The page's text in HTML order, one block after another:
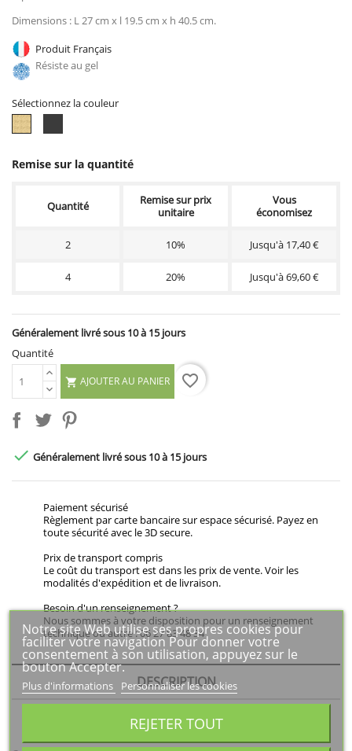
Dimensions : L 27 cm x l 19.5 cm x h 40.5 cm.
Produit Français
Résiste au gel
Sélectionnez la couleur
vieilli
anthracite
Remise sur la quantité
Quantité
Remise sur prix
unitaire
Vous
économisez
2 10% Jusqu'à 17,40 €
4 20% Jusqu'à 69,60 €
Généralement livré sous 10 à 15 jours
Quantité
 AJOUTER AU PANIER favorite_border
 Généralement livré sous 10 à 15 jours
Paiement sécurisé
Règlement par carte bancaire sur espace sécurisé. Payez en
toute sécurité avec le 3D secure.
Prix de transport compris
Le coût du transport est dans les prix de vente. Voir les
modalités d'expédition et de livraison.
Besoin d'un renseignement ?
Nous sommes à votre disposition pour un renseignement
technique ou autre : 06 27 83 48 34
DESCRIPTION
DÉTAILS DU PRODUIT
Notre site Web utilise ses propres cookies pour
faciliter votre navigation Pour donner votre
consentement à son utilisation, appuyez sur le
bouton Accepter.
Plus d'informations Personnaliser les cookies
REJETER TOUT